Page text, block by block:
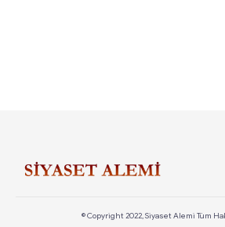
© Copyright 2022, Siyaset Alemi Tüm